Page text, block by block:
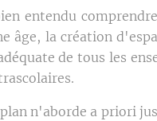
entendu
âge, la création
de tous les
n'aborde a priori